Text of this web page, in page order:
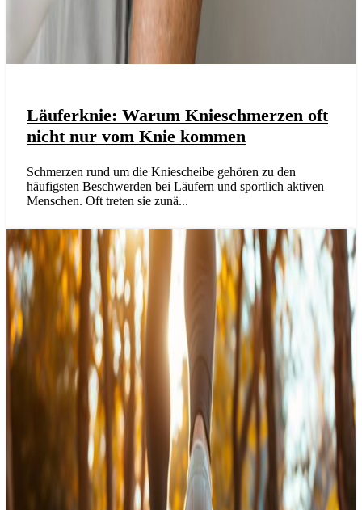
Läuferknie: Warum Knieschmerzen oft
nicht nur vom Knie kommen
Schmerzen rund um die Kniescheibe gehören zu den
häufigsten Beschwerden bei Läufern und sportlich aktiven
Menschen. Oft treten sie zunä...